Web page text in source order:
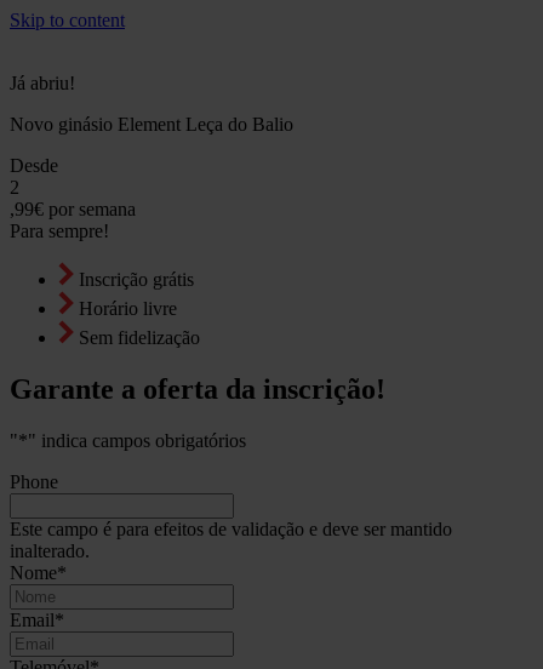
Skip to content
Já abriu!
Novo ginásio Element Leça do Balio
Desde
2
,99€ por semana
Para sempre!
Inscrição grátis
Horário livre
Sem fidelização
Garante a oferta da inscrição!
"*" indica campos obrigatórios
Phone
Este campo é para efeitos de validação e deve ser mantido
inalterado.
Nome*
Email*